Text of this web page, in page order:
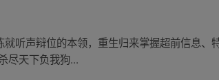
听声辩位的本领，重生归来掌握超前信息、
尽天下负我狗...